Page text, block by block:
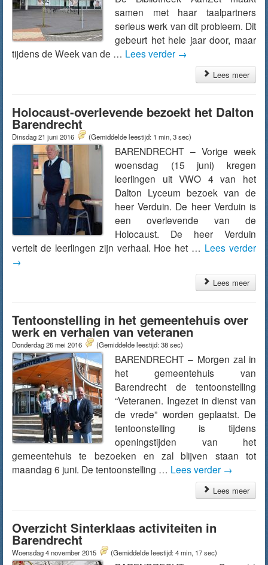
samen met haar taalpartners
serieus werk van dit probleem. Dit
gebeurt het hele jaar door, maar
tijdens de Week van de … Lees verder →
Lees meer
Holocaust-overlevende bezoekt het Dalton
Barendrecht
Dinsdag 21 juni 2016 (Gemiddelde leestijd: 1 min, 3 sec)
BARENDRECHT – Vorige week
woensdag (15 juni) kregen
leerlingen uit VWO 4 van het
Dalton Lyceum bezoek van de
heer Verduin. De heer Verduin is
een overlevende van de
Holocaust. De heer Verduin
vertelt de leerlingen zijn verhaal. Hoe het … Lees verder
→
Lees meer
Tentoonstelling in het gemeentehuis over
werk en verhalen van veteranen
Donderdag 26 mei 2016 (Gemiddelde leestijd: 38 sec)
BARENDRECHT – Morgen zal in
het gemeentehuis van
Barendrecht de tentoonstelling
“Veteranen. Ingezet in dienst van
de vrede” worden geplaatst. De
tentoonstelling is tijdens
openingstijden van het
gemeentehuis te bezoeken en zal blijven staan tot
maandag 6 juni. De tentoonstelling … Lees verder →
Lees meer
Overzicht Sinterklaas activiteiten in
Barendrecht
Woensdag 4 november 2015 (Gemiddelde leestijd: 4 min, 17 sec)